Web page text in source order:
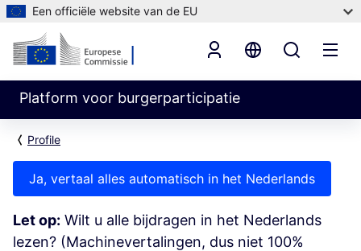
Een officiële website van de EU
Platform voor burgerparticipatie
Profile
Ja, vertaal alles automatisch in het Nederlands
Let op: Wilt u alle bijdragen in het Nederlands
lezen? (Machinevertalingen, dus niet 100%